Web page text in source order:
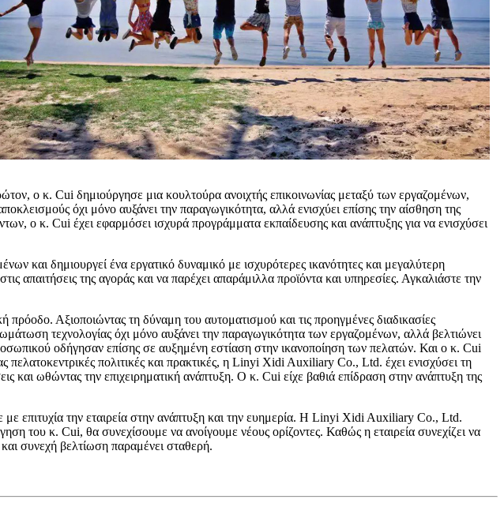
ο κ. Cui δημιούργησε μια κουλτούρα ανοιχτής επικοινωνίας μεταξύ των εργαζομένων,
όχι μόνο αυξάνει την παραγωγικότητα, αλλά ενισχύει επίσης την αίσθηση της
ο κ. Cui έχει εφαρμόσει ισχυρά προγράμματα εκπαίδευσης και ανάπτυξης για να ενισχύσει
και δημιουργεί ένα εργατικό δυναμικό με ισχυρότερες ικανότητες και μεγαλύτερη
απαιτήσεις της αγοράς και να παρέχει απαράμιλλα προϊόντα και υπηρεσίες. Αγκαλιάστε την
Αξιοποιώντας τη δύναμη του αυτοματισμού και τις προηγμένες διαδικασίες
τεχνολογίας όχι μόνο αυξάνει την παραγωγικότητα των εργαζομένων, αλλά βελτιώνει
οδήγησαν επίσης σε αυξημένη εστίαση στην ικανοποίηση των πελατών. Και ο κ. Cui
πολιτικές και πρακτικές, η Linyi Xidi Auxiliary Co., Ltd. έχει ενισχύσει τη
και ωθώντας την επιχειρηματική ανάπτυξη. Ο κ. Cui είχε βαθιά επίδραση στην ανάπτυξη της
επιτυχία την εταιρεία στην ανάπτυξη και την ευημερία. Η Linyi Xidi Auxiliary Co., Ltd.
του κ. Cui, θα συνεχίσουμε να ανοίγουμε νέους ορίζοντες. Καθώς η εταιρεία συνεχίζει να
συνεχή βελτίωση παραμένει σταθερή.